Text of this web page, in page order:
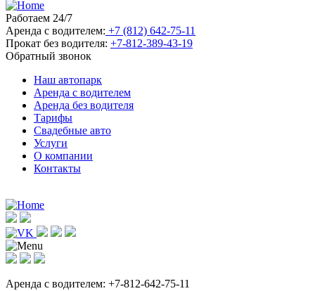
Работаем 24/7
Аренда с водителем: +7 (812) 642-75-11
Прокат без водителя: +7-812-389-43-19
Обратный звонок
Наш автопарк
Аренда с водителем
Аренда без водителя
Тарифы
Свадебные авто
Услуги
О компании
Контакты
Аренда с водителем: +7-812-642-75-11